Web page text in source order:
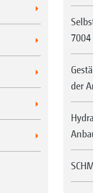
7004
der